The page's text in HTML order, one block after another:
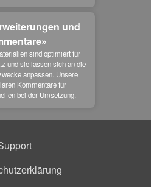
und
sind optimiert für
und sie lassen sich an die
anpassen. Unsere
Kommentare für
bei der Umsetzung.